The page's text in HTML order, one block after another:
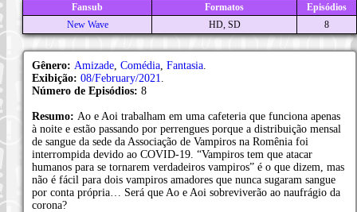
Fansub Formatos
Episódios
New Wave
HD, SD 8
Gênero: Amizade Comédia Fantasia
Exibição: 08/February/2021
Número de Episódios: 8
Resumo: Ao e Aoi trabalham em uma cafeteria que funciona apenas
à noite e estão passando por perrengues porque a distribuição mensal
de sangue da sede da Associação de Vampiros na Romênia foi
interrompida devido ao COVID-19. “Vampiros tem que atacar
humanos para se tornarem verdadeiros vampiros” é o que dizem, mas
não é fácil para dois vampiros amadores que nunca sugaram sangue
por conta própria… Será que Ao e Aoi sobreviverão ao naufrágio da
corona?